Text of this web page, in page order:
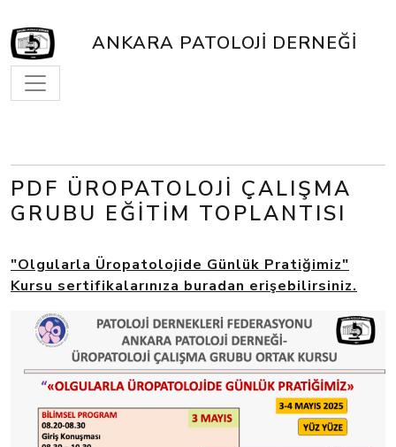
ANKARA PATOLOJI DERNEĞI
PDF ÜROPATOLOJI ÇALIŞMA
GRUBU EĞITIM TOPLANTISI
"Olgularla Üropatolojide Günlük Pratiğimiz"
Kursu sertifikalarınıza buradan erişebilirsiniz.